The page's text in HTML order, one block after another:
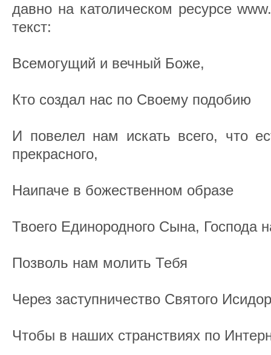
давно на католическом ресурсе
текст:
Всемогущий и вечный Боже,
Кто создал нас по Своему подобию
И повелел нам искать всего, что
прекрасного,
Наипаче в божественном образе
Твоего Единородного Сына, Господа
Позволь нам молить Тебя
Через заступничество Святого
Чтобы в наших странствиях по